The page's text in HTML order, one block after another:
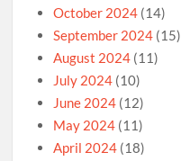
October 2024 (14)
September 2024 (15)
August 2024 (11)
July 2024 (10)
June 2024 (12)
May 2024 (11)
April 2024 (18)